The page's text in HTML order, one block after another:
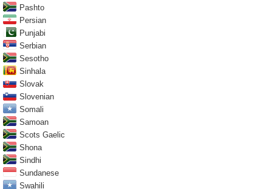
Pashto
Persian
Punjabi
Serbian
Sesotho
Sinhala
Slovak
Slovenian
Somali
Samoan
Scots Gaelic
Shona
Sindhi
Sundanese
Swahili